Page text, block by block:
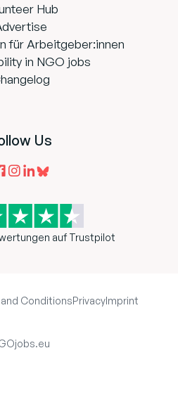
Hub
für Arbeitgeber:innen
in NGO jobs
Us
auf Trustpilot
ConditionsPrivacyImprint